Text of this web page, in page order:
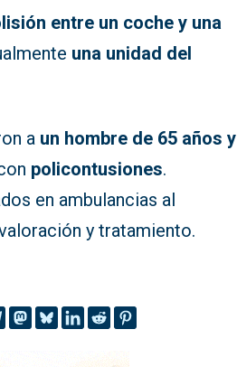
entre un coche y una
una unidad del
a un hombre de 65 años y
policontusiones.
en ambulancias al
y tratamiento.